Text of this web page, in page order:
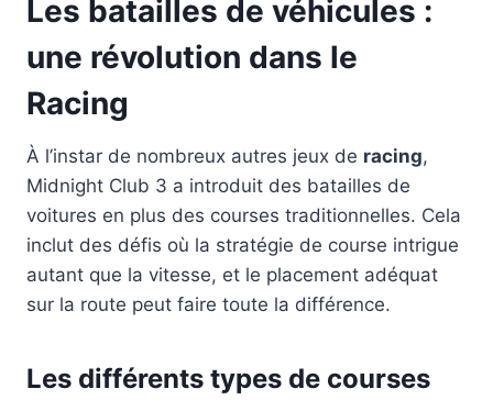
Les batailles de véhicules :
une révolution dans le
Racing
À l’instar de nombreux autres jeux de racing,
Midnight Club 3 a introduit des batailles de
voitures en plus des courses traditionnelles. Cela
inclut des défis où la stratégie de course intrigue
autant que la vitesse, et le placement adéquat
sur la route peut faire toute la différence.
Les différents types de courses